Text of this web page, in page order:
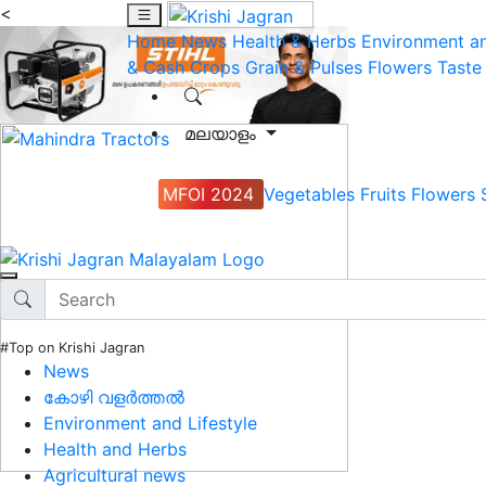
<
Home News Health & Herbs Environment
& Cash Crops Grain & Pulses Flowers
മലയാളം
MFOI 2024 Vegetables Fruits Flowers
#Top on Krishi Jagran
News
കോഴി വളർത്തൽ
Environment and Lifestyle
Health and Herbs
Agricultural news